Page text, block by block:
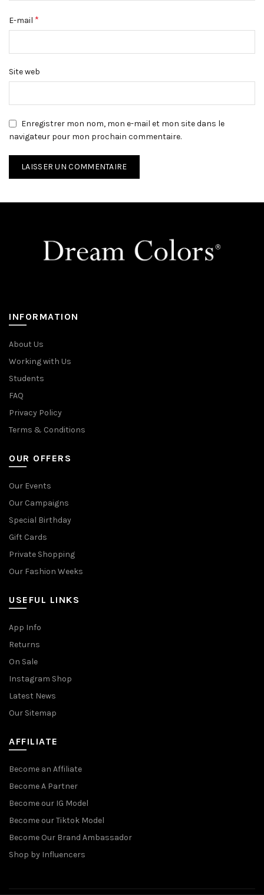
E-mail *
Site web
Enregistrer mon nom, mon e-mail et mon site dans le
navigateur pour mon prochain commentaire.
INFORMATION
About Us
Working with Us
Students
FAQ
Privacy Policy
Terms & Conditions
OUR OFFERS
Our Events
Our Campaigns
Special Birthday
Gift Cards
Private Shopping
Our Fashion Weeks
USEFUL LINKS
App Info
Returns
On Sale
Instagram Shop
Latest News
Our Sitemap
AFFILIATE
Become an Affiliate
Become A Partner
Become our IG Model
Become our Tiktok Model
Become Our Brand Ambassador
Shop by Influencers